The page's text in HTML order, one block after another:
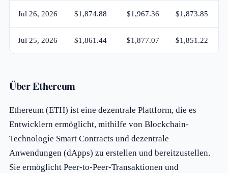
Jul 26, 2026 $1,874.88 $1,967.36 $1,873.85
Jul 25, 2026 $1,861.44 $1,877.07 $1,851.22
Über Ethereum
Ethereum (ETH) ist eine dezentrale Plattform, die es
Entwicklern ermöglicht, mithilfe von Blockchain-
Technologie Smart Contracts und dezentrale
Anwendungen (dApps) zu erstellen und bereitzustellen.
Sie ermöglicht Peer-to-Peer-Transaktionen und